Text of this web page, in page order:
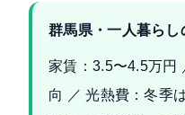
群馬県・一人暮らし
家賃：3.5〜4.5万円
向 ／ 光熱費：冬季